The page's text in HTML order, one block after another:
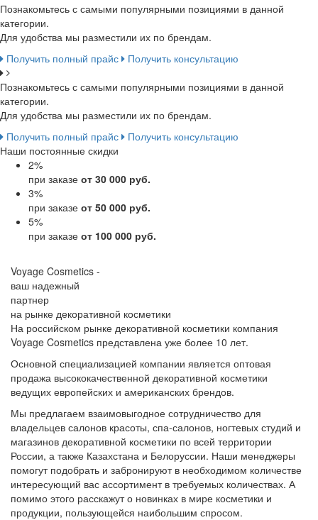
Познакомьтесь с самыми популярными позициями в данной
категории.
Для удобства мы разместили их по брендам.
Получить полный прайс
Получить консультацию
Познакомьтесь с самыми популярными позициями в данной
категории.
Для удобства мы разместили их по брендам.
Получить полный прайс
Получить консультацию
Наши постоянные скидки
2%
при заказе от 30 000 руб.
3%
при заказе от 50 000 руб.
5%
при заказе от 100 000 руб.
Voyage Cosmetics -
ваш надежный
партнер
на рынке декоративной косметики
На российском рынке декоративной косметики компания
Voyage Cosmetics представлена уже более 10 лет.
Основной специализацией компании является оптовая
продажа высококачественной декоративной косметики
ведущих европейских и американских брендов.
Мы предлагаем взаимовыгодное сотрудничество для
владельцев салонов красоты, спа-салонов, ногтевых студий и
магазинов декоративной косметики по всей территории
России, а также Казахстана и Белоруссии. Наши менеджеры
помогут подобрать и забронируют в необходимом количестве
интересующий вас ассортимент в требуемых количествах. А
помимо этого расскажут о новинках в мире косметики и
продукции, пользующейся наибольшим спросом.